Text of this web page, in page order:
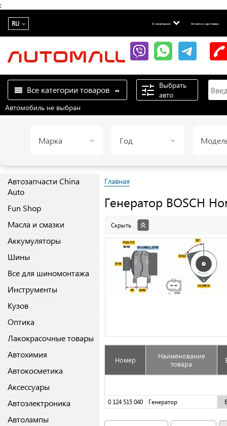
;
RU О компании Оплата и доставка
Все категории товаров
Выбрать
авто
Автомобиль не выбран
Марка Год
Автозапчасти China
Auto
Fun Shop
Масла и смазки
Аккумуляторы
Шины
Все для шиномонтажа
Инструменты
Кузов
Оптика
Лакокрасочные товары
Автохимия
Автокосметика
Аксессуары
Автоэлектроника
Автолампы
Главная
Генератор BOSCH
Скрыть
Номер
Наименование
товара
0 124 515 040 Генератор